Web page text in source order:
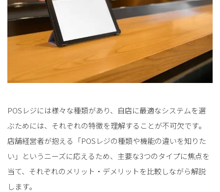
POSレジには様々な種類があり、自店に最適なシステムを選
ぶためには、それぞれの特徴を理解することが不可欠です。
店舗経営者が抱える「POSレジの種類や機能の違いを知りた
い」というニーズに応えるため、主要な3つのタイプに焦点を
当て、それぞれのメリット・デメリットを比較しながら解説
します。